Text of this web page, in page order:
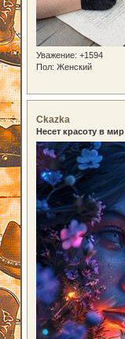
Уважение: +1594
Пол: Женский
Ckazka
Несет красоту в мир